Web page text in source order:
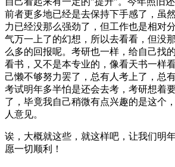
前者更多地已经是去保持下手感了，虽
力已经没那么强劲了，但工作也是相对
气万一上了的幻想，所以去看看，但没
么多的回报呢。考研也一样，给自己找
看书，又不是本专业的，像看天书一样
己懒不够努力罢了，总有人考上了，总
考试明年多半怕是还会去考，考研想着
了，毕竟我自己稍微有点兴趣的是这个
人意见。
诶，大概就这些，就这样吧，让我们明
愿一切顺利！